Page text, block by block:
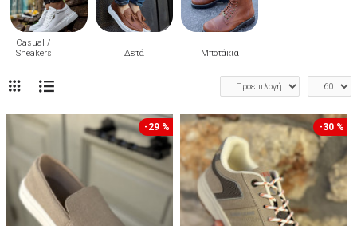
Casual /
Sneakers
Δετά Μποτάκια
-29 % -30 %